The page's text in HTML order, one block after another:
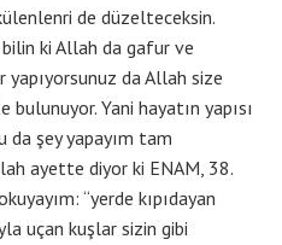
de düzelteceksin.
ki Allah da gafur ve
yapıyorsunuz da Allah size
Yani hayatın yapısı
da şey yapayım tam
ayette diyor ki ENAM, 38.
“yerde kıpıdayan
uçan kuşlar sizin gibi